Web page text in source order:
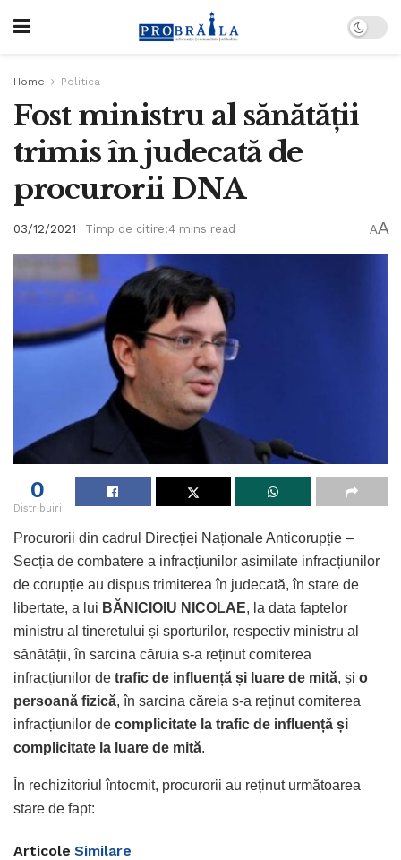
Home Politica
Fost ministru al sănătății
trimis în judecată de
procurorii DNA
03/12/2021 Timp de citire:4 mins read AA
0
Distribuiri
Procurorii din cadrul Direcției Naționale Anticorupție –
Secția de combatere a infracțiunilor asimilate infracțiunilor
de corupție au dispus trimiterea în judecată, în stare de
libertate, a lui BĂNICIOIU NICOLAE, la data faptelor
ministru al tineretului și sporturilor, respectiv ministru al
sănătății, în sarcina căruia s-a reținut comiterea
infracțiunilor de trafic de influență și luare de mită, și o
persoană fizică, în sarcina căreia s-a reținut comiterea
infracțiunilor de complicitate la trafic de influență și
complicitate la luare de mită.
În rechizitoriul întocmit, procurorii au reținut următoarea
stare de fapt:
Articole Similare